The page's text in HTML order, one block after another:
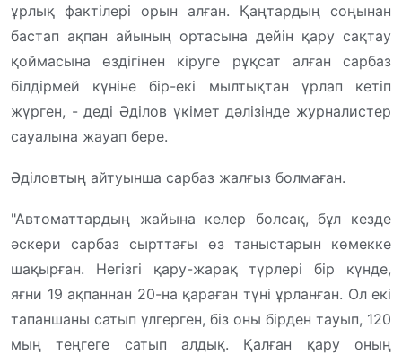
ұрлық фактілері орын алған. Қаңтардың соңынан
бастап ақпан айының ортасына дейін қару сақтау
қоймасына өздігінен кіруге рұқсат алған сарбаз
білдірмей күніне бір-екі мылтықтан ұрлап кетіп
жүрген, - деді Әділов үкімет дәлізінде журналистер
сауалына жауап бере.
Әділовтың айтуынша сарбаз жалғыз болмаған.
"Автоматтардың жайына келер болсақ, бұл кезде
әскери сарбаз сырттағы өз таныстарын көмекке
шақырған. Негізгі қару-жарақ түрлері бір күнде,
яғни 19 ақпаннан 20-на қараған түні ұрланған. Ол екі
тапаншаны сатып үлгерген, біз оны бірден тауып, 120
мың теңгеге сатып алдық. Қалған қару оның